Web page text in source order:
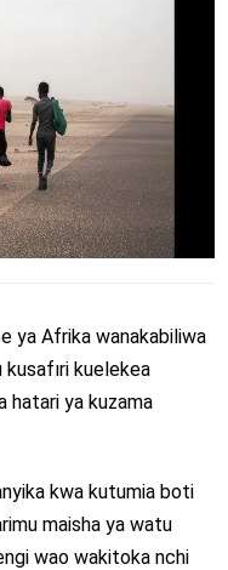
ya Afrika wanakabiliwa
kuelekea
hatari ya kuzama
kwa kutumia boti
maisha ya watu
wao wakitoka nchi